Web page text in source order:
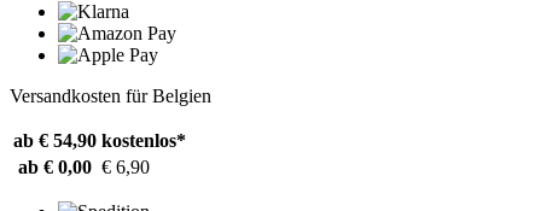
Versandkosten für Belgien
ab € 54,90 kostenlos*
ab € 0,00 € 6,90